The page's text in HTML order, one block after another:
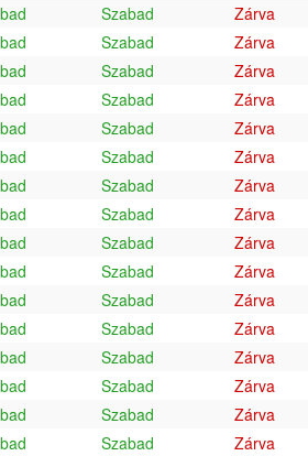
Szabad Zárva
Szabad Zárva
Szabad Zárva
Szabad Zárva
Szabad Zárva
Szabad Zárva
Szabad Zárva
Szabad Zárva
Szabad Zárva
Szabad Zárva
Szabad Zárva
Szabad Zárva
Szabad Zárva
Szabad Zárva
Szabad Zárva
Szabad Zárva